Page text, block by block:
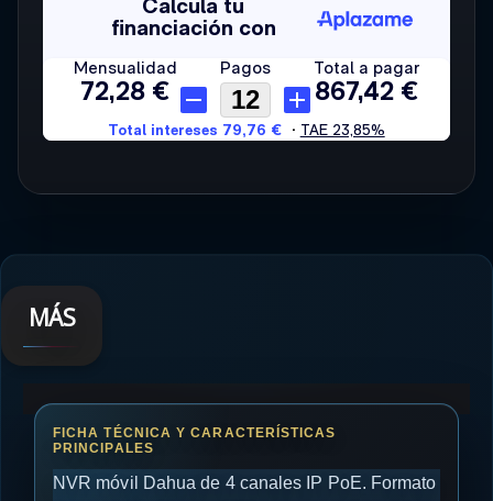
MÁS
NVR móvil Dahua de 4 canales IP PoE. Formato